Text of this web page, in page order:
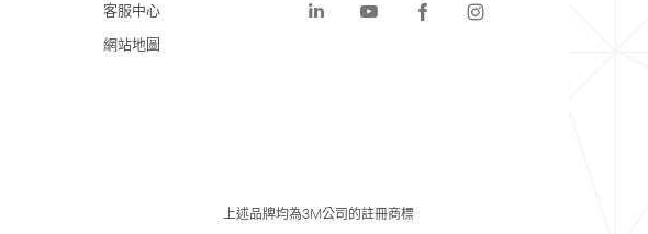
客服中心
網站地圖
上述品牌均為3M公司的註冊商標